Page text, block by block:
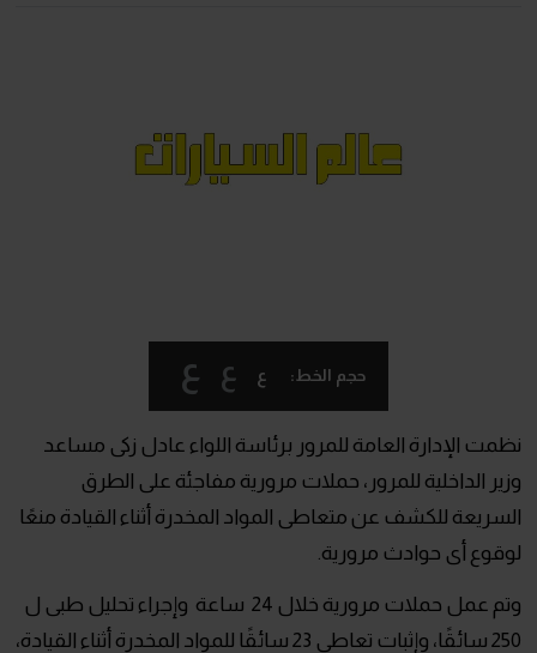
حجم الخط: ع ع ع
نظمت الإدارة العامة للمرور برئاسة اللواء عادل زكى مساعد
وزير الداخلية للمرور، حملات مرورية مفاجئة على الطرق
السريعة للكشف عن متعاطى المواد المخدرة أثناء القيادة منعًا
لوقوع أى حوادث مرورية.
وتم عمل حملات مرورية خلال 24 ساعة وإجراء تحليل طبى ل
250 سائقًا، وإثبات تعاطى 23 سائقًا للمواد المخدرة أثناء القيادة،